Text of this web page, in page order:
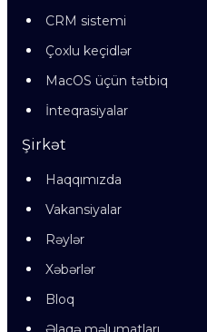
CRM sistemi
Çoxlu keçidlər
MacOS üçün tətbiq
İnteqrasiyalar
Şirkət
Haqqımızda
Vakansiyalar
Rəylər
Xəbərlər
Bloq